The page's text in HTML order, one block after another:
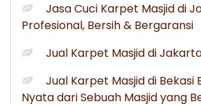
Jasa Cuci Karpet Masjid di
Profesional, Bersih & Bergaransi
Jual Karpet Masjid di
Jual Karpet Masjid di Bekasi
Nyata dari Sebuah Masjid yang